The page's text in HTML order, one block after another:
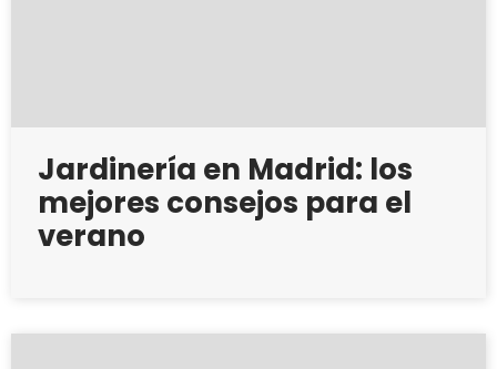
Jardinería en Madrid: los
mejores consejos para el
verano